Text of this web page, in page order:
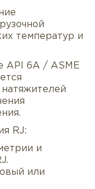
температур и
API 6A / ASME
натяжителей
RJ:
и
или